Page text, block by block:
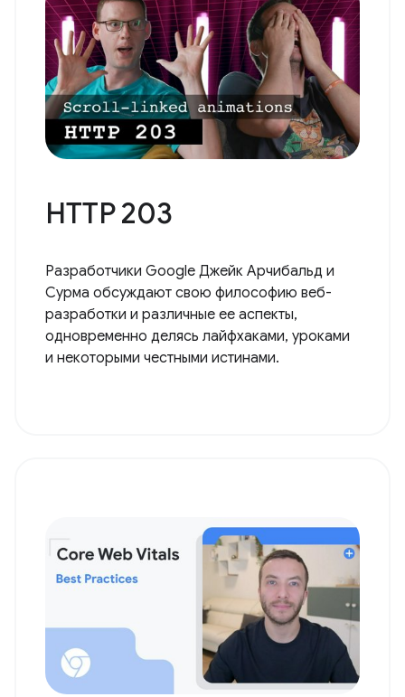
HTTP 203
Разработчики Google Джейк Арчибальд и
Сурма обсуждают свою философию веб-
разработки и различные ее аспекты,
одновременно делясь лайфхаками, уроками
и некоторыми честными истинами.